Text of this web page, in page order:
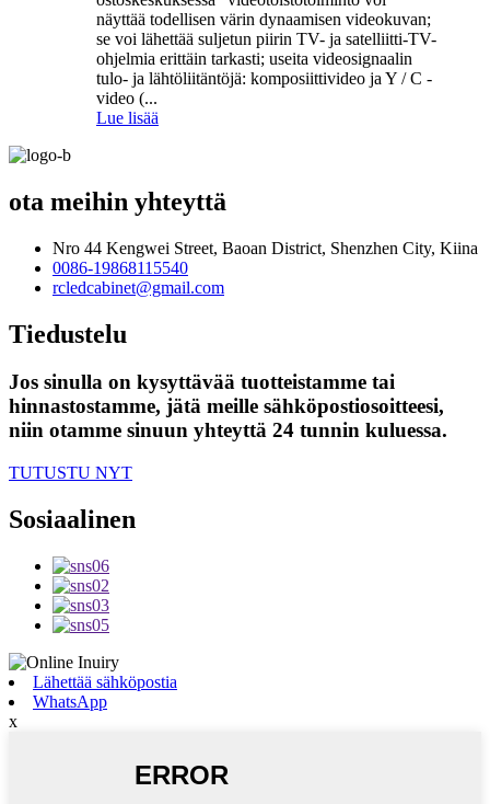
näyttää todellisen värin dynaamisen videokuvan;
se voi lähettää suljetun piirin TV- ja satelliitti-TV-
ohjelmia erittäin tarkasti; useita videosignaalin
tulo- ja lähtöliitäntöjä: komposiittivideo ja Y / C -
video (...
Lue lisää
ota meihin yhteyttä
Nro 44 Kengwei Street, Baoan District, Shenzhen City, Kiina
0086-19868115540
rcledcabinet@gmail.com
Tiedustelu
Jos sinulla on kysyttävää tuotteistamme tai
hinnastostamme, jätä meille sähköpostiosoitteesi,
niin otamme sinuun yhteyttä 24 tunnin kuluessa.
TUTUSTU NYT
Sosiaalinen
Lähettää sähköpostia
WhatsApp
x